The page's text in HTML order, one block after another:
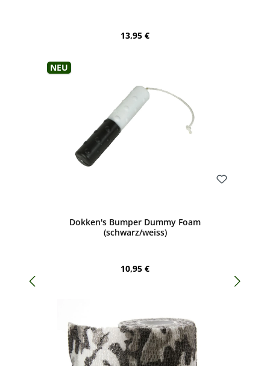
Regulärer Preis:
13,95 €
Neu
Dokken's Bumper Dummy Foam
(schwarz/weiss)
Regulärer Preis:
10,95 €